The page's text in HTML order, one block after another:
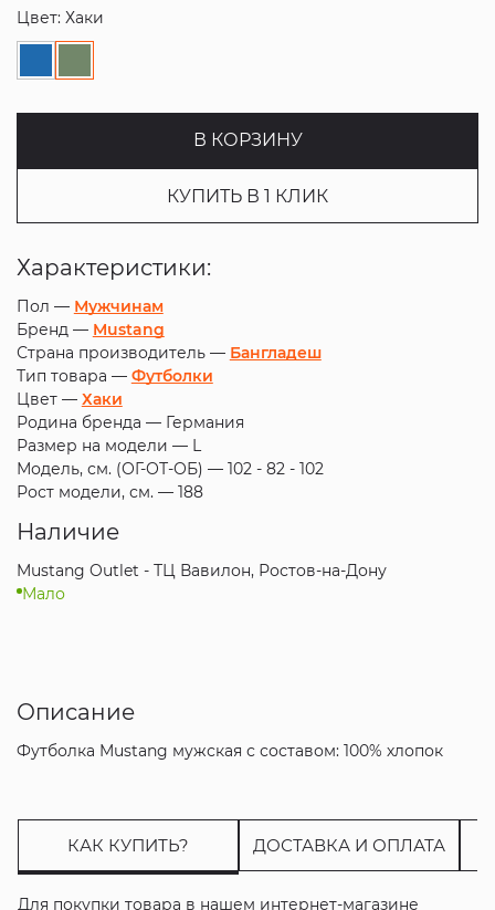
Цвет: Хаки
В КОРЗИНУ
КУПИТЬ В 1 КЛИК
Характеристики:
Пол — Мужчинам
Бренд — Mustang
Страна производитель — Бангладеш
Тип товара — Футболки
Цвет — Хаки
Родина бренда — Германия
Размер на модели — L
Модель, см. (ОГ-ОТ-ОБ) — 102 - 82 - 102
Рост модели, см. — 188
Наличие
Mustang Outlet - ТЦ Вавилон, Ростов-на-Дону
Мало
Описание
Футболка Mustang мужская с составом: 100% хлопок
КАК КУПИТЬ? ДОСТАВКА И ОПЛАТА
Для покупки товара в нашем интернет-магазине